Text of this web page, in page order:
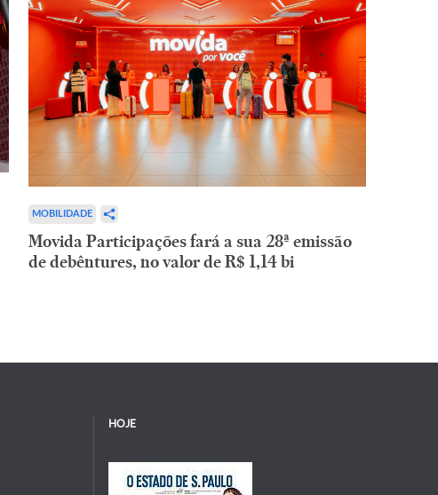
MOBILIDADE
Movida Participações fará a sua 28ª emissão
de debêntures, no valor de R$ 1,14 bi
HOJE